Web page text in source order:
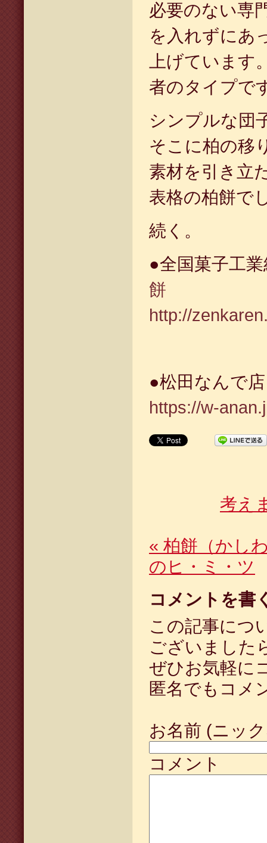
必要のない専
を入れずにあ
上げています
者のタイプで
シンプルな団
そこに柏の移
素材を引き立
表格の柏餅で
続く。
●全国菓子
餅
http://
●松田なんで
https://w-
考え
« 柏餅（かし
のヒ・ミ・ツ
コメントを書
この記事につ
ございました
ぜひお気軽に
匿名でもコメ
お名前 (ニッ
コメント